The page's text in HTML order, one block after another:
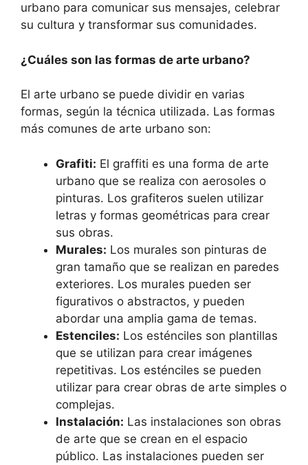
urbano para comunicar sus mensajes, celebrar
su cultura y transformar sus comunidades.
¿Cuáles son las formas de arte urbano?
El arte urbano se puede dividir en varias
formas, según la técnica utilizada. Las formas
más comunes de arte urbano son:
Grafiti: El graffiti es una forma de arte
urbano que se realiza con aerosoles o
pinturas. Los grafiteros suelen utilizar
letras y formas geométricas para crear
sus obras.
Murales: Los murales son pinturas de
gran tamaño que se realizan en paredes
exteriores. Los murales pueden ser
figurativos o abstractos, y pueden
abordar una amplia gama de temas.
Estenciles: Los esténciles son plantillas
que se utilizan para crear imágenes
repetitivas. Los esténciles se pueden
utilizar para crear obras de arte simples o
complejas.
Instalación: Las instalaciones son obras
de arte que se crean en el espacio
público. Las instalaciones pueden ser